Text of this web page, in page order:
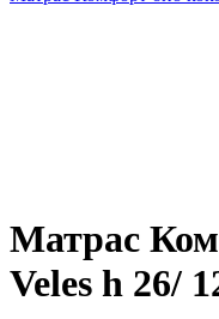
Матрас
Veles h 26/